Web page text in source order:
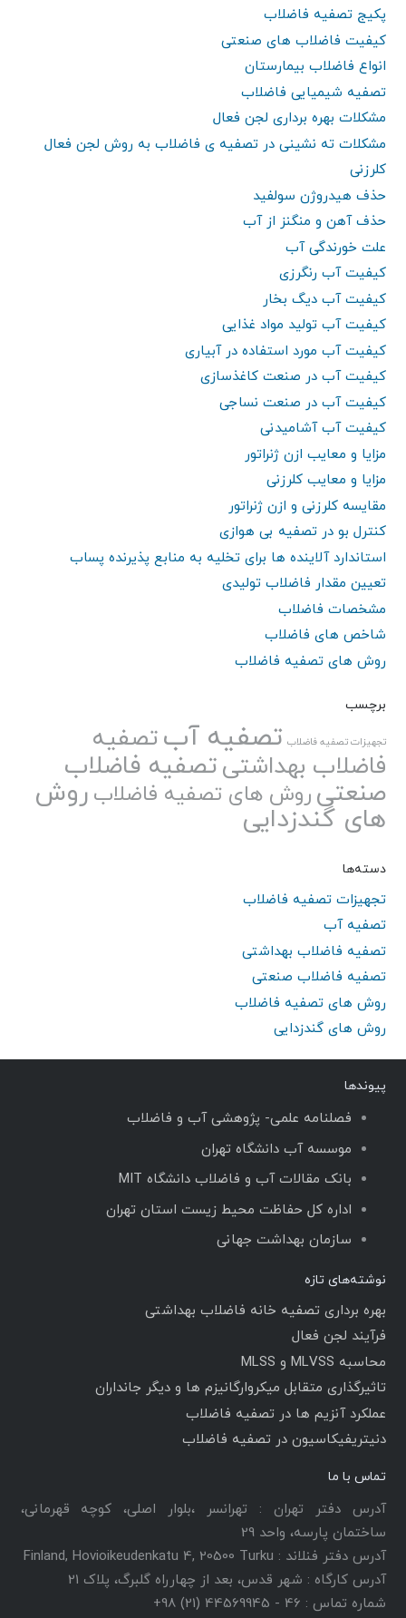
پکیج تصفیه فاضلاب
کیفیت فاضلاب های صنعتی
انواع فاضلاب بیمارستان
تصفیه شیمیایی فاضلاب
مشکلات بهره برداری لجن فعال
مشکلات ته نشینی در تصفیه ی فاضلاب به روش لجن فعال
کلرزنی
حذف هیدروژن سولفید
حذف آهن و منگنز از آب
علت خورندگی آب
کیفیت آب رنگرزی
کیفیت آب دیگ بخار
کیفیت آب تولید مواد غذایی
کیفیت آب مورد استفاده در آبیاری
کیفیت آب در صنعت کاغذسازی
کیفیت آب در صنعت نساجی
کیفیت آب آشامیدنی
مزایا و معایب ازن ژنراتور
مزایا و معایب کلرزنی
مقایسه کلرزنی و ازن ژنراتور
کنترل بو در تصفیه بی هوازی
استاندارد آلاینده ها برای تخلیه به منابع پذیرنده پساب
تعیین مقدار فاضلاب تولیدی
مشخصات فاضلاب
شاخص های فاضلاب
روش های تصفیه فاضلاب
برچسب
تجهیزات تصفیه فاضلاب تصفیه آبتصفیه
فاضلاب بهداشتیتصفیه فاضلاب
صنعتی روش های تصفیه فاضلاب روش
های گندزدایی
دسته‌ها
تجهیزات تصفیه فاضلاب
تصفیه آب
تصفیه فاضلاب بهداشتی
تصفیه فاضلاب صنعتی
روش های تصفیه فاضلاب
روش های گندزدایی
پیوندها
فصلنامه علمی- پژوهشی آب و فاضلاب
موسسه آب دانشگاه تهران
بانک مقالات آب و فاضلاب دانشگاه MIT
اداره کل حفاظت محیط زیست استان تهران
سازمان بهداشت جهانی
نوشته‌های تازه
بهره برداری تصفیه خانه فاضلاب بهداشتی
فرآیند لجن فعال
محاسبه MLVSS و MLSS
تاثیرگذاری متقابل میکروارگانیزم ها و دیگر جانداران
عملکرد آنزیم ها در تصفیه فاضلاب
دنیتریفیکاسیون در تصفیه فاضلاب
تماس با ما
آدرس دفتر تهران : تهرانسر ،بلوار اصلی، کوچه قهرمانی،
ساختمان پارسه، واحد 29
آدرس دفتر فنلاند : Finland, Hovioikeudenkatu 4, 20500 Turku
آدرس کارگاه : شهر قدس، بعد از چهارراه گلبرگ، پلاک 21
شماره تماس : 46 - 44569945 (21) 98+